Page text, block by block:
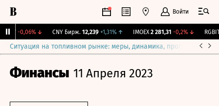
Войти
-0,06%↓ CNY Бирж. 12,239 +1,31% ↑ IMOEX 2 281,31 -0,2%↓ RGBITR
Ситуация на топливном рынке: меры, динамика, прогнозы
Финансы 11 Апреля 2023